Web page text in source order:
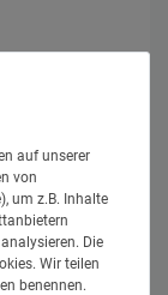
auf unserer
von
um z.B. Inhalte
Die
Wir teilen
benennen.